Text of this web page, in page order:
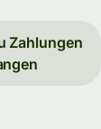
Zahlungen